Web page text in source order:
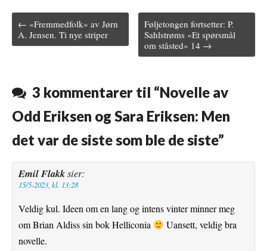
e
b
o
k
t
t
r
b
l
t
e
e
s
Post navigation
← «Fremmedfolk» av Jørn
A. Jensen. Ti nye striper
Føljetongen fortsetter: P.
Sahlstrøms «Et spørsmål
om ståsted» 14 →
3 kommentarer til “Novelle av
Odd Eriksen og Sara Eriksen: Men
det var de siste som ble de siste”
Emil Flakksier:
15/5-2023, kl. 13:28
Veldig kul. Ideen om en lang og intens vinter minner meg
om Brian Aldiss sin bok Helliconia
Uansett, veldig bra
novelle.